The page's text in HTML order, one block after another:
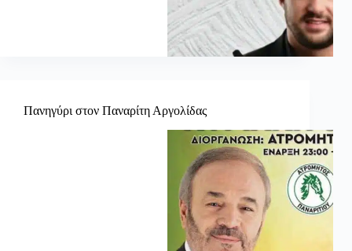
Πανηγύρι στον Παναρίτη Αργολίδας